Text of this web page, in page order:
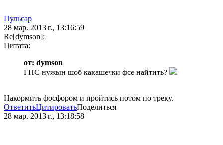
Пульсар
28 мар. 2013 г., 13:16:59
Re[dymson]:
Цитата:
от: dymson
ГПС нужын шоб какашечки фсе найтить?
Накормить фосфором и пройтись потом по треку.
ОтветитьЦитироватьПоделиться
28 мар. 2013 г., 13:18:58